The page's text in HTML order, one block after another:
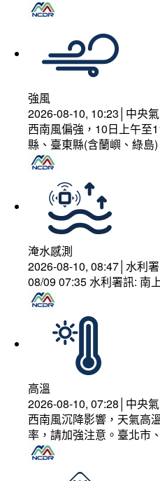
強風
2026-08-10, 10:23│中央
西南風偏強，10日上午至
縣、臺東縣(含蘭嶼、綠
淹水感測
2026-08-10, 08:47│水利署
08/09 07:35 水利署訊: 南
高溫
2026-08-10, 07:28│中央
西南風沉降影響，天氣高
率，請加強注意。臺北市